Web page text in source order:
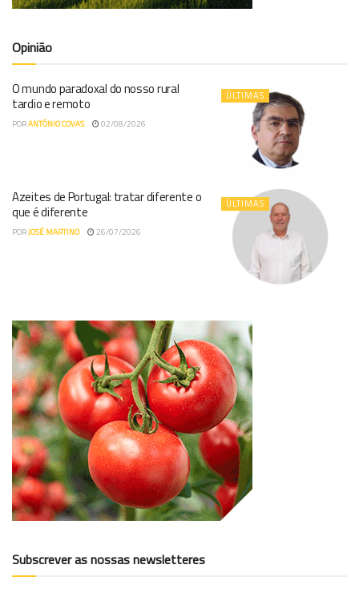
Opinião
ÚLTIMAS
O mundo paradoxal do nosso rural
tardio e remoto
PORANTÓNIO COVAS 02/08/2026
ÚLTIMAS
Azeites de Portugal: tratar diferente o
que é diferente
PORJOSÉ MARTINO 26/07/2026
Subscrever as nossas newsletteres